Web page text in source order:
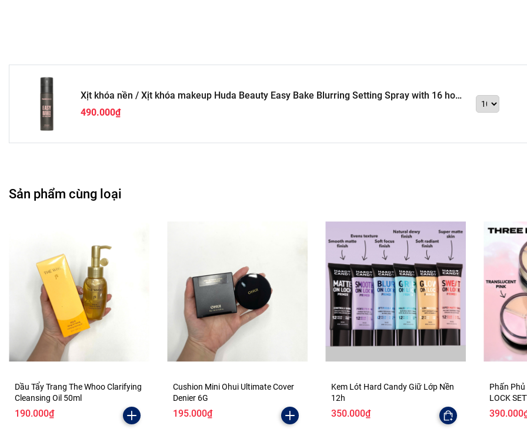
Xịt khóa nền / Xịt khóa makeup Huda Beauty Easy Bake Blurring Setting Spray with 16 hour
wear
490.000₫
Sản phẩm cùng loại
Dầu Tẩy Trang The Whoo Clarifying
Cleansing Oil 50ml
190.000₫
Cushion Mini Ohui Ultimate Cover
Denier 6G
195.000₫
Kem Lót Hard Candy Giữ Lớp Nền
12h
350.000₫
Phấn Phủ
LOCK